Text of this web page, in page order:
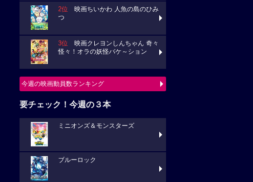
2位 映画ちいかわ 人魚の島のひみ
つ
3位 映画クレヨンしんちゃん 奇々
怪々！オラの妖怪バケ～ション
今週の映画動員数ランキング
要チェック！今週の３本
ミニオンズ＆モンスターズ
ブルーロック